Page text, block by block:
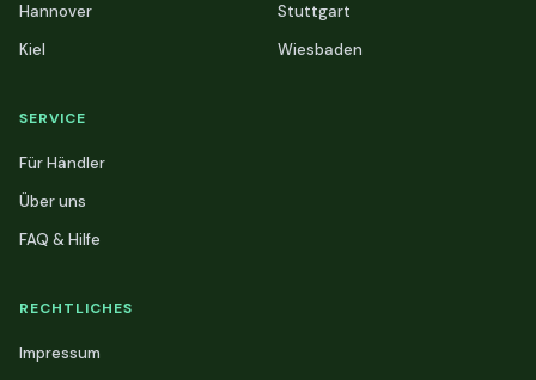
Hannover
Kiel
Stuttgart
Wiesbaden
SERVICE
Für Händler
Über uns
FAQ & Hilfe
RECHTLICHES
Impressum